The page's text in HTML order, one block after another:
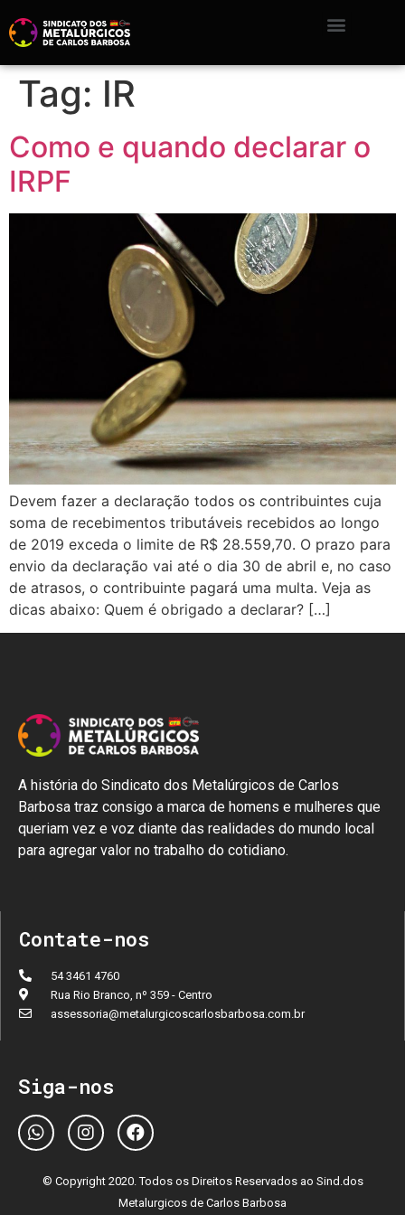
Tag: IR
Como e quando declarar o
IRPF
Devem fazer a declaração todos os contribuintes cuja
soma de recebimentos tributáveis recebidos ao longo
de 2019 exceda o limite de R$ 28.559,70. O prazo para
envio da declaração vai até o dia 30 de abril e, no caso
de atrasos, o contribuinte pagará uma multa. Veja as
dicas abaixo: Quem é obrigado a declarar? […]
A história do Sindicato dos Metalúrgicos de Carlos
Barbosa traz consigo a marca de homens e mulheres que
queriam vez e voz diante das realidades do mundo local
para agregar valor no trabalho do cotidiano.
Contate-nos
54 3461 4760
Rua Rio Branco, nº 359 - Centro
assessoria@metalurgicoscarlosbarbosa.com.br
Siga-nos
© Copyright 2020. Todos os Direitos Reservados ao Sind.dos
Metalurgicos de Carlos Barbosa